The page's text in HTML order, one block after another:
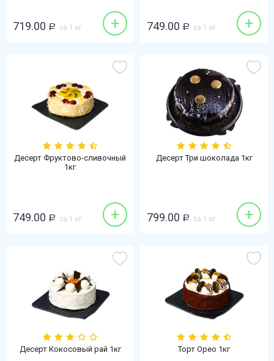
719.00 Р за 1 кг + 749.00 Р за 1 кг +
Десерт Фруктово-сливочный
1кг
749.00 Р за 1 кг +
Десерт Три шоколада 1кг
799.00 Р за 1 кг +
Десерт Кокосовый рай 1кг Торт Орео 1кг